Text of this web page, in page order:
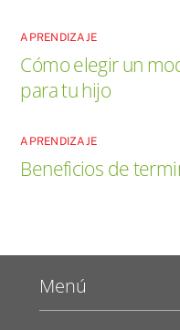
APRENDIZAJE
Cómo elegir un
para tu hijo
APRENDIZAJE
Beneficios de
Menú